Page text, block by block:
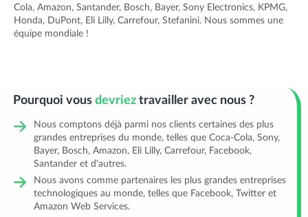
Cola, Amazon, Santander, Bosch, Bayer, Sony Electronics, KPMG,
Honda, DuPont, Eli Lilly, Carrefour, Stefanini. Nous sommes une
équipe mondiale !
Pourquoi vous devriez travailler avec nous ?
Nous comptons déjà parmi nos clients certaines des plus
grandes entreprises du monde, telles que Coca-Cola, Sony,
Bayer, Bosch, Amazon, Eli Lilly, Carrefour, Facebook,
Santander et d'autres.
Nous avons comme partenaires les plus grandes entreprises
technologiques au monde, telles que Facebook, Twitter et
Amazon Web Services.